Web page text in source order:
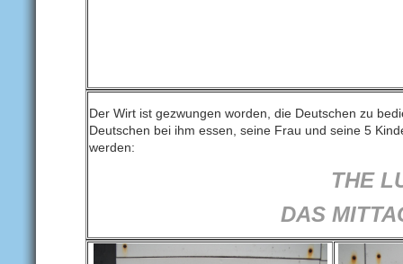
Der Wirt ist gezwungen worden, die Deutschen zu
Deutschen bei ihm essen, seine Frau und seine 5
werden:
THE
DAS